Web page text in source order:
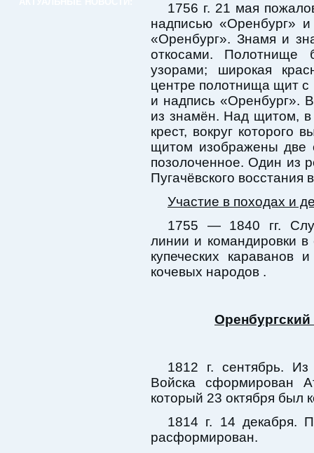
1756 г. 21 мая
надписью «Оренбург»
«Оренбург». Знамя и
откосами.
узорами; широкая
центре полотнища щит с
и надпись «Оренбург».
из знамён. Над щитом, в
крест, вокруг которого
щитом изображены две
позолоченное. Один из
Пугачёвского восстания
Участие в походах и
1755 — 1840 гг.
линии и командировки
купеческих караванов
кочевых народов .
Оренбургский
1812 г. сентябрь. Из
Войска сформирован
который 23 октября
1814 г. 14 декабря.
расформирован.